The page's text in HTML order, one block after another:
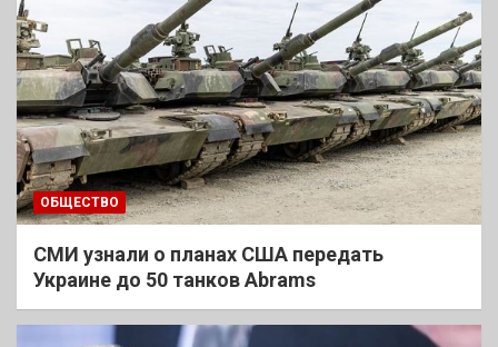
ОБЩЕСТВО
СМИ узнали о планах США передать
Украине до 50 танков Abrams